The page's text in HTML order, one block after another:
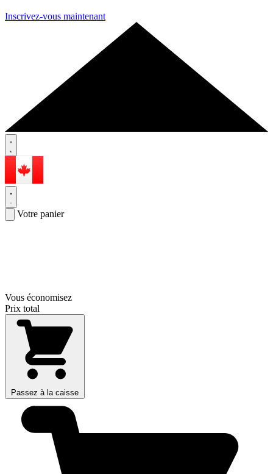
Inscrivez-vous maintenant
Votre panier
Vous économisez
Prix total
Passez à la caisse